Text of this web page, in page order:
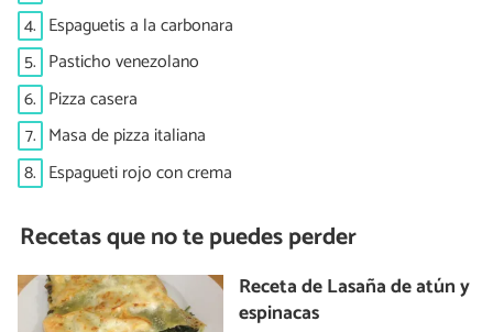
4. Espaguetis a la carbonara
5. Pasticho venezolano
6. Pizza casera
7. Masa de pizza italiana
8. Espagueti rojo con crema
Recetas que no te puedes perder
Receta de Lasaña de atún y
espinacas